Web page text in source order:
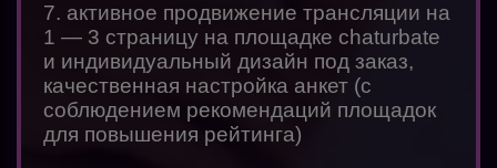
7. активное продвижение трансляции на
1 — 3 страницу на площадке chaturbate
и индивидуальный дизайн под заказ,
качественная настройка анкет (с
соблюдением рекомендаций площадок
для повышения рейтинга)